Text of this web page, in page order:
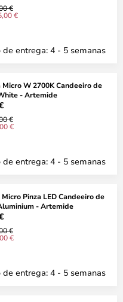
€
€
de entrega: 4 - 5 semanas
W 2700K Candeeiro de
- Artemide
€
€
de entrega: 4 - 5 semanas
Pinza LED Candeeiro de
- Artemide
€
€
de entrega: 4 - 5 semanas